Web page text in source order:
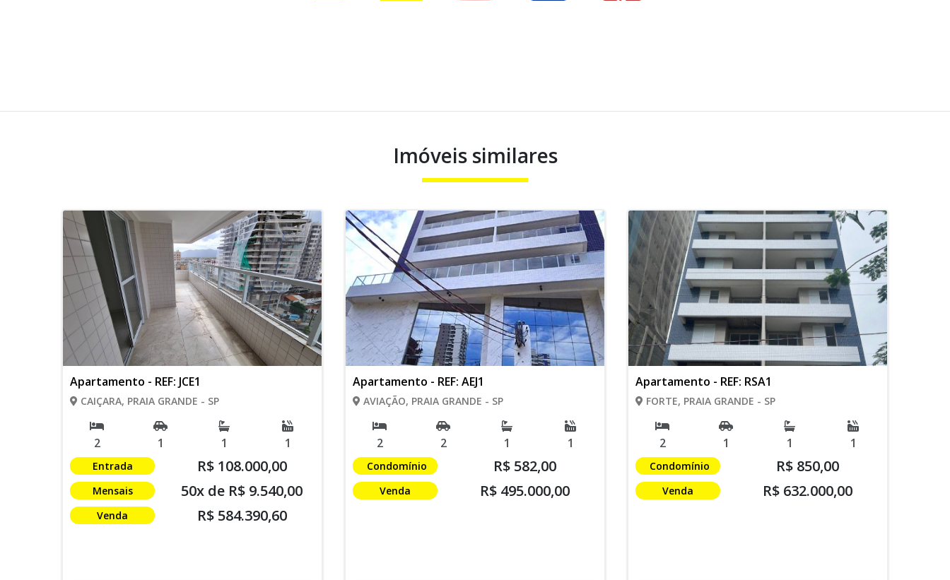
Imóveis similares
Apartamento - REF: JCE1
CAIÇARA, PRAIA GRANDE - SP
2 1 1 1
Entrada R$ 108.000,00
Mensais 50x de R$ 9.540,00
Venda R$ 584.390,60
Apartamento - REF: AEJ1
AVIAÇÃO, PRAIA GRANDE - SP
2 2 1 1
Condomínio R$ 582,00
Venda R$ 495.000,00
Apartamento - REF: RSA1
FORTE, PRAIA GRANDE - SP
2 1 1 1
Condomínio R$ 850,00
Venda R$ 632.000,00